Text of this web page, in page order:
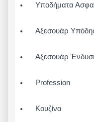
Υποδήματα
Αξεσουάρ
Αξεσουάρ
Profession
Κουζίνα